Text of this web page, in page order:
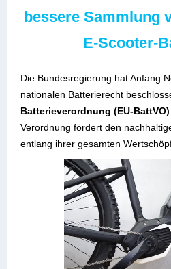
bessere Sammlung
E-Scooter-
Die Bundesregierung hat Anfang
nationalen Batterierecht
Batterieverordnung (EU-
Verordnung fördert den
entlang ihrer gesamten